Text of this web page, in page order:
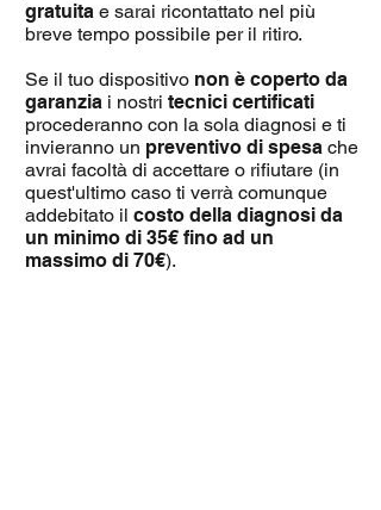
gratuita e sarai ricontattato nel più
breve tempo possibile per il ritiro.
Se il tuo dispositivo non è coperto da
garanzia i nostri tecnici certificati
procederanno con la sola diagnosi e ti
invieranno un preventivo di spesa che
avrai facoltà di accettare o rifiutare (in
quest'ultimo caso ti verrà comunque
addebitato il costo della diagnosi da
un minimo di 35€ fino ad un
massimo di 70€).